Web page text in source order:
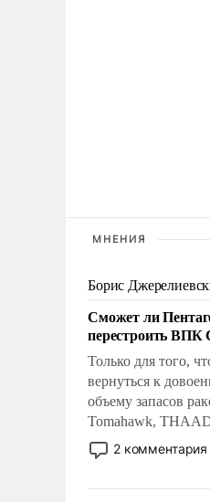
МНЕНИЯ
Борис
Сможет ли
перестроить
Только для того,
вернуться к
объему запасов
Tomahawk,
США потребуется
лет. Даже
2 комментария